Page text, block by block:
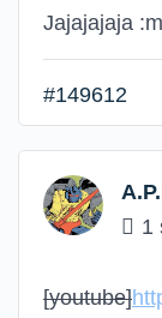
Jajajajaja
#149612
1
[youtube]